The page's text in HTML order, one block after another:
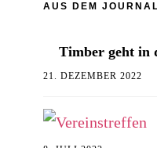
AUS DEM JOURNAL
Timber geht in
21. DEZEMBER 2022